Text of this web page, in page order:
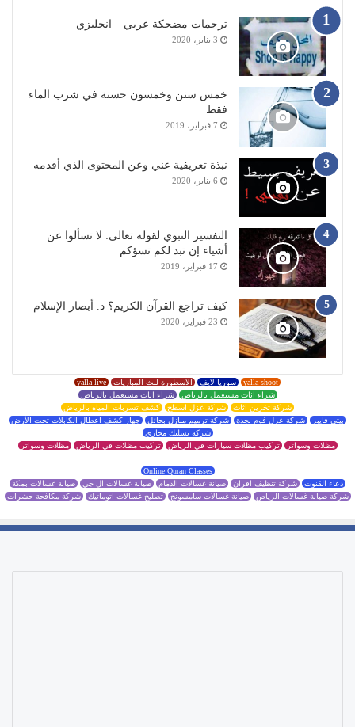
ترجمات مضحكة عربي – انجليزي
3 يناير، 2020
خمس سنن وخمسون حسنة في شرب الماء
فقط
7 فبراير، 2019
نبذة تعريفية عني وعن المحتوى الذي أقدمه
6 يناير، 2020
التفسير النبوي لقوله تعالى: لا تسألوا عن
أشياء إن تبد لكم تسؤكم
17 فبراير، 2019
كيف تراجع القرآن الكريم؟ د. أبصار الإسلام
23 فبراير، 2020
yalla shoot سوريا لايف الاسطورة لبث المباريات yalla live
شراء اثاث مستعمل بالرياض شراء اثاث مستعمل بالرياض
شركة تخزين اثاث شركة عزل اسطح كشف تسربات المياه بالرياض
بيتي فايبر شركة عزل فوم بجدة شركة ترميم منازل بحائل جهاز كشف اعطال الكابلات تحت الأرض
شركة تسليك مجاري
مظلات وسواتر تركيب مظلات سيارات في الرياض تركيب مظلات في الرياض مظلات وسواتر
Online Quran Classes
دعاء القنوت شركة تنظيف افران صيانة غسالات الدمام صيانة غسالات ال جي صيانة غسالات بمكة
شركة صيانة غسالات الرياض صيانة غسالات سامسونج تصليح غسالات اتوماتيك شركة مكافحة حشرات